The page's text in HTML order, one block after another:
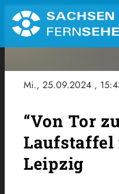
Mi., 25.09.2024 ,
“Von Tor
Leipzig